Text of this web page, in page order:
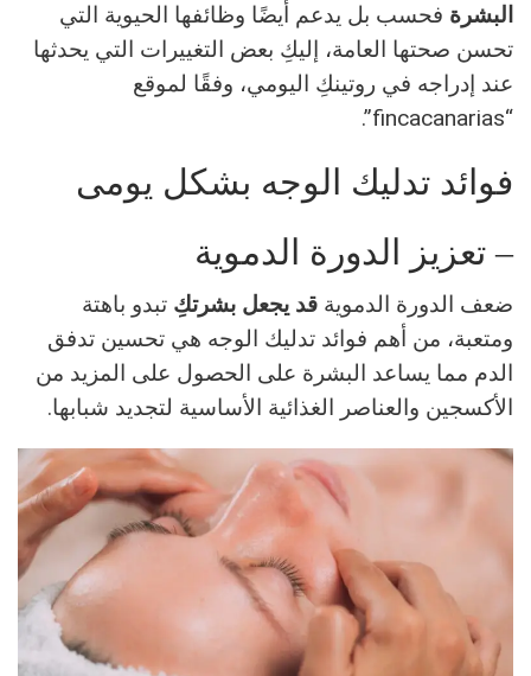
WhatsApp
Pinterest
البريد الالكتروني
البشرة فحسب بل يدعم أيضًا وظائفها الحيوية التي
تحسن صحتها العامة، إليكِ بعض التغييرات التي يحدثها
عند إدراجه في روتينكِ اليومي، وفقًا لموقع
“fincacanarias”.
فوائد تدليك الوجه بشكل يومى
– تعزيز الدورة الدموية
ضعف الدورة الدموية قد يجعل بشرتكِ تبدو باهتة
ومتعبة، من أهم فوائد تدليك الوجه هي تحسين تدفق
الدم مما يساعد البشرة على الحصول على المزيد من
الأكسجين والعناصر الغذائية الأساسية لتجديد شبابها.